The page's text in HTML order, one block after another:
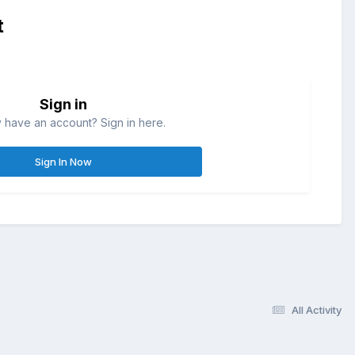
Sign in
have an account? Sign in here.
Sign In Now
All Activity